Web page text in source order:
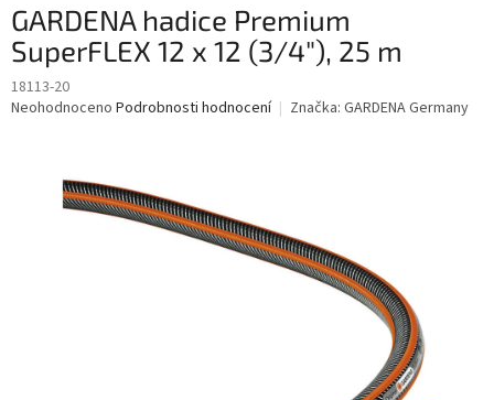
GARDENA hadice Premium
SuperFLEX 12 x 12 (3/4"), 25 m
18113-20
Průměrné
Neohodnoceno Podrobnosti hodnocení Značka: GARDENA Germany